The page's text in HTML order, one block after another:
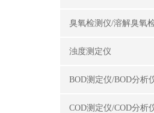
臭氧检测仪/溶解臭氧
浊度测定仪